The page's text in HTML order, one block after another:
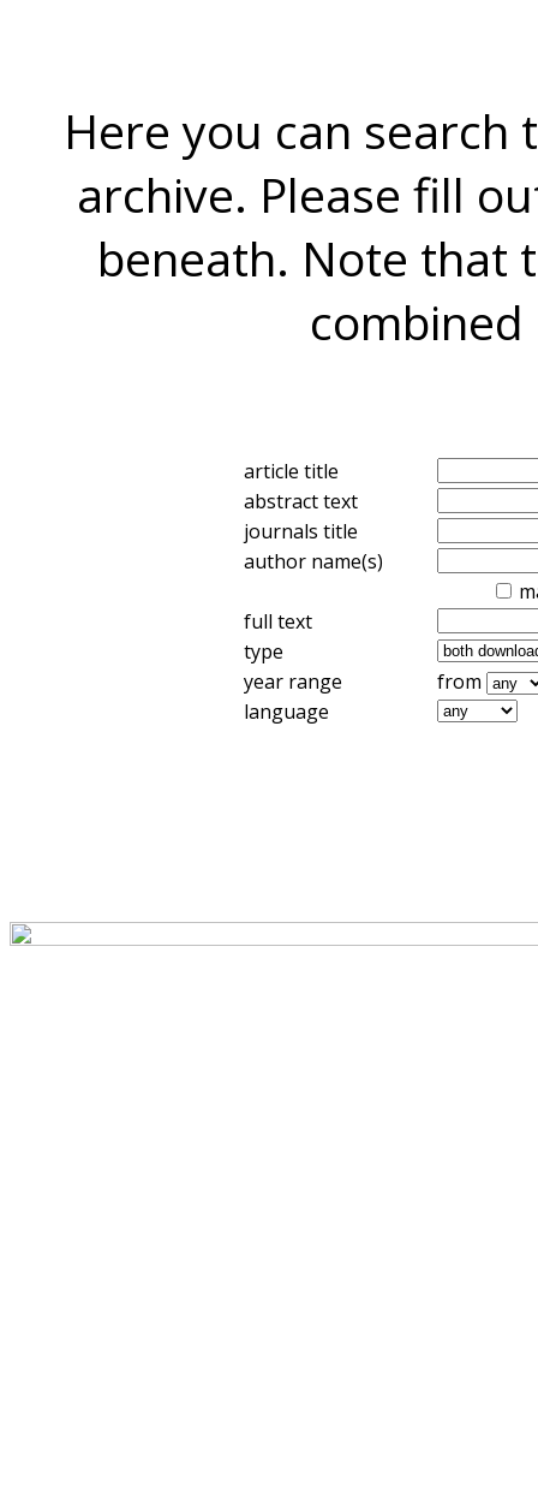
Here you can search
archive. Please fill
beneath. Note that
combined
article title
abstract text
journals title
author name(s)
full text
type
year range
from
language